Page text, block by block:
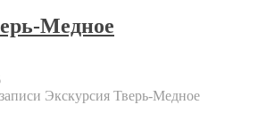
Медное
Экскурсия Тверь-Медное